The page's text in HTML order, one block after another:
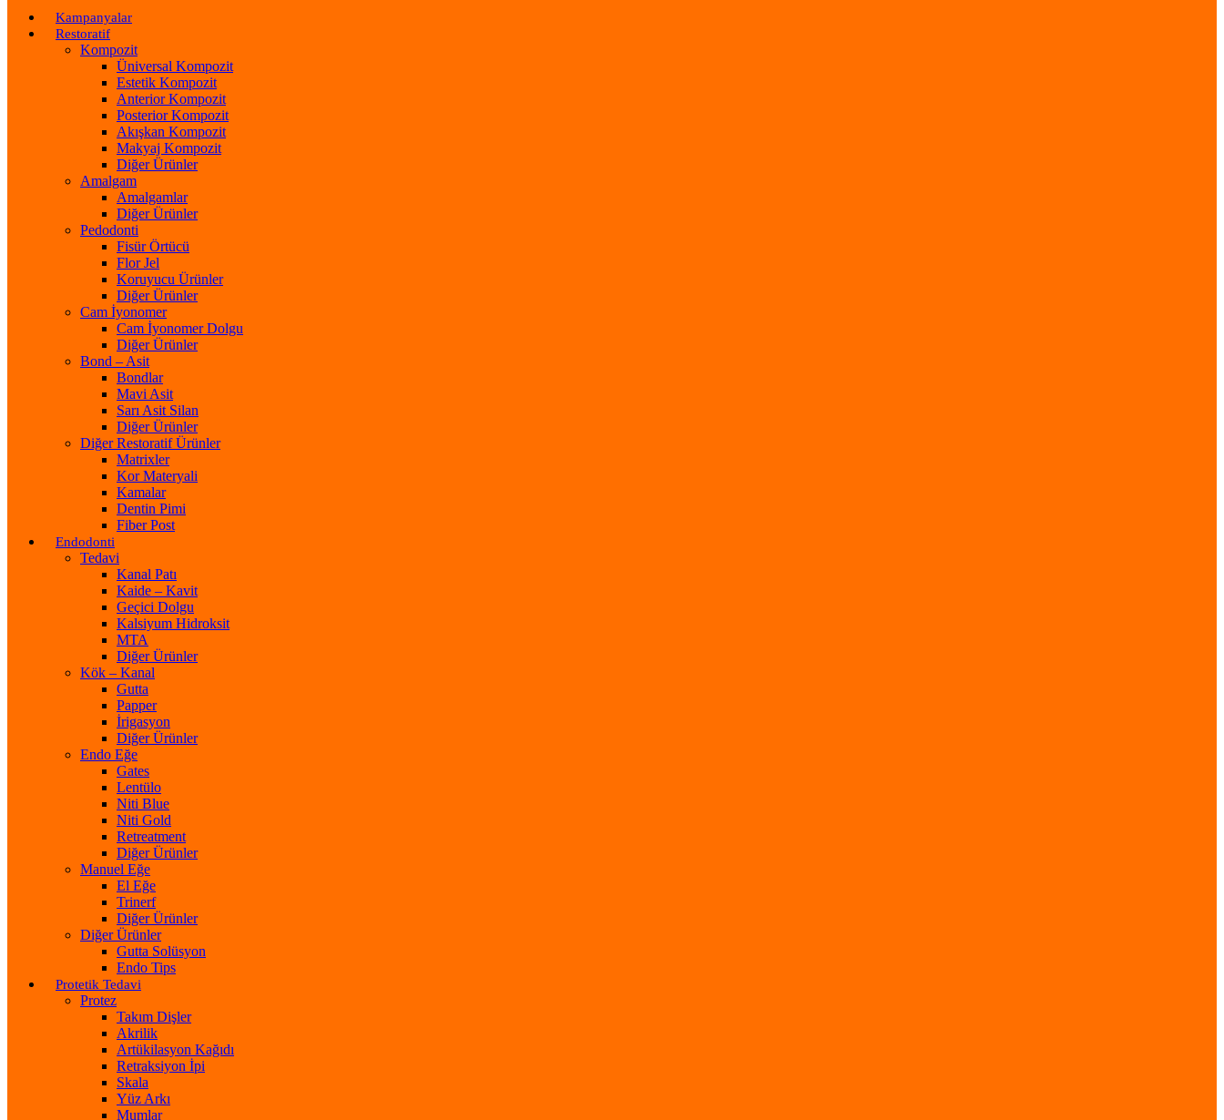
Kampanyalar
Restoratif
Kompozit
Üniversal Kompozit
Estetik Kompozit
Anterior Kompozit
Posterior Kompozit
Akışkan Kompozit
Makyaj Kompozit
Diğer Ürünler
Amalgam
Amalgamlar
Diğer Ürünler
Pedodonti
Fisür Örtücü
Flor Jel
Koruyucu Ürünler
Diğer Ürünler
Cam İyonomer
Cam İyonomer Dolgu
Diğer Ürünler
Bond – Asit
Bondlar
Mavi Asit
Sarı Asit Silan
Diğer Ürünler
Diğer Restoratif Ürünler
Matrixler
Kor Materyali
Kamalar
Dentin Pimi
Fiber Post
Endodonti
Tedavi
Kanal Patı
Kaide – Kavit
Geçici Dolgu
Kalsiyum Hidroksit
MTA
Diğer Ürünler
Kök – Kanal
Gutta
Papper
İrigasyon
Diğer Ürünler
Endo Eğe
Gates
Lentülo
Niti Blue
Niti Gold
Retreatment
Diğer Ürünler
Manuel Eğe
El Eğe
Trinerf
Diğer Ürünler
Diğer Ürünler
Gutta Solüsyon
Endo Tips
Protetik Tedavi
Protez
Takım Dişler
Akrilik
Artükilasyon Kağıdı
Retraksiyon İpi
Skala
Yüz Arkı
Mumlar